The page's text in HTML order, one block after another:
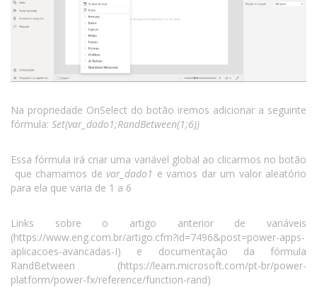
Na propriedade OnSelect do botão iremos adicionar a seguinte
fórmula: Set(var_dado1;RandBetween(1;6))
Essa fórmula irá criar uma variável global ao clicarmos no botão
que chamamos de var_dado1 e vamos dar um valor aleatório
para ela que varia de 1 a 6
Links sobre o artigo anterior de variáveis
(https://www.eng.com.br/artigo.cfm?id=7496&post=power-apps-
aplicacoes-avancadas-I) e documentação da fórmula
RandBetween (https://learn.microsoft.com/pt-br/power-
platform/power-fx/reference/function-rand)